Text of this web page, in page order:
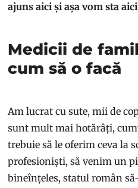
ajuns aici și așa vom sta
Medicii de
cum să o facă
Am lucrat cu sute, mii de
sunt mult mai hotărâți,
trebuie să le oferim ceva la
profesioniști, să venim un
bineînțeles, statul român